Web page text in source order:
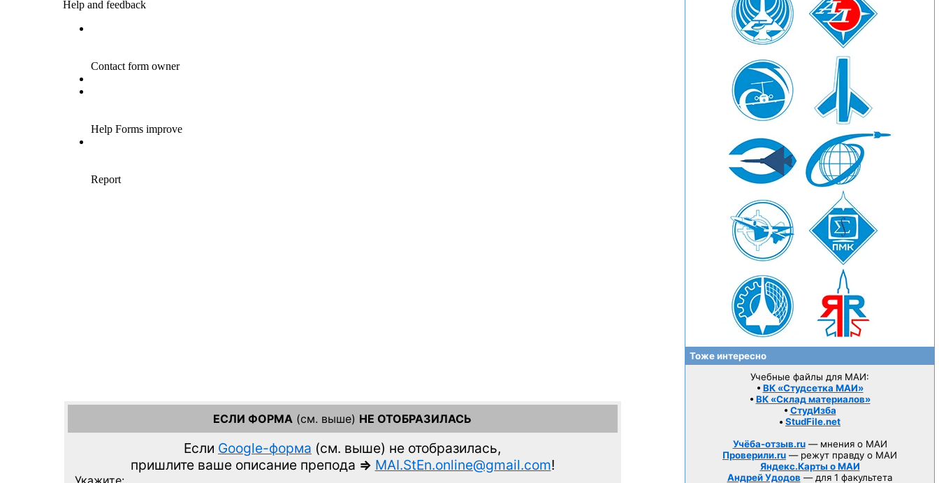
ЕСЛИ ФОРМА (см. выше) НЕ ОТОБРАЗИЛАСЬ
Если Google-форма (см. выше) не отобразилась,
пришлите ваше описание препода => MAI.StEn.online@gmail.com!
Укажите:
Тоже интересно
Учебные файлы для МАИ:
• ВК «Студсетка МАИ»
• ВК «Склад материалов»
• СтудИзба
• StudFile.net
Учёба-отзыв.ru— мнения о МАИ
Проверили.ru — режут правду о МАИ
Яндекс.Карты о МАИ
Андрей Удодов — для 1 факультета